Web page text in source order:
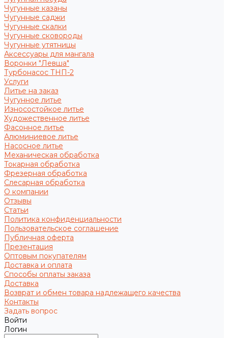
Чугунные казаны
Чугунные саджи
Чугунные скалки
Чугунные сковороды
Чугунные утятницы
Аксессуары для мангала
Воронки "Левша"
Турбонасос ТНП-2
Услуги
Литье на заказ
Чугунное литье
Износостойкое литье
Художественное литье
Фасонное литье
Алюминиевое литье
Насосное литье
Механическая обработка
Токарная обработка
Фрезерная обработка
Слесарная обработка
О компании
Отзывы
Статьи
Политика конфиденциальности
Пользовательское соглашение
Публичная оферта
Презентация
Оптовым покупателям
Доставка и оплата
Способы оплаты заказа
Доставка
Возврат и обмен товара надлежащего качества
Контакты
Задать вопрос
Войти
Логин